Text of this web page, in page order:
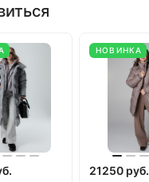
НОВИНКА
21250 руб.